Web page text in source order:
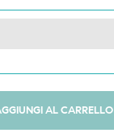
AL CARRELLO